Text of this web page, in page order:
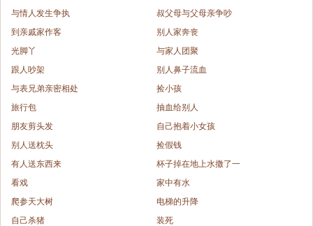
与情人发生争执
叔父母与父母亲争吵
到亲戚家作客
别人家奔丧
光脚丫
与家人团聚
跟人吵架
别人鼻子流血
与表兄弟亲密相处
捡小孩
旅行包
抽血给别人
朋友剪头发
自己抱着小女孩
别人送枕头
捡假钱
有人送东西来
杯子掉在地上水撒了一
看戏
家中有水
爬参天大树
电梯的升降
自己杀猪
装死